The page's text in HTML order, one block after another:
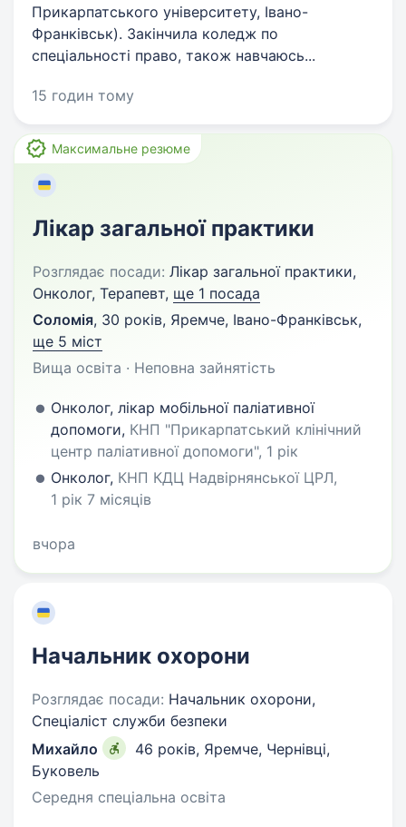
Прикарпатського університету, Івано-
Франківськ). Закінчила коледж по
спеціальності право, також навчаюсь...
15 годин тому
Максимальне резюме
Лікар загальної практики
Розглядає посади: Лікар загальної практики,
Онколог, Терапевт, ще 1 посада
Соломія, 30 років, Яремче, Івано-Франківськ,
ще 5 міст
Вища освіта · Неповна зайнятість
Онколог, лікар мобільної паліативної
допомоги, КНП "Прикарпатський клінічний
центр паліативної допомоги", 1 рік
Онколог, КНП КДЦ Надвірнянської ЦРЛ,
1 рік 7 місяців
вчора
Начальник охорони
Розглядає посади: Начальник охорони,
Спеціаліст служби безпеки
Михайло
46 років, Яремче, Чернівці,
Буковель
Середня спеціальна освіта